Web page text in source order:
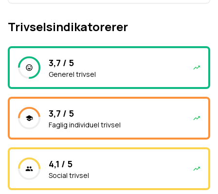
Trivselsindikatorerer
3,7 / 5
Generel trivsel
3,7 / 5
Faglig individuel trivsel
4,1 / 5
Social trivsel